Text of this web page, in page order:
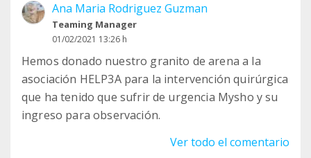
Ana Maria Rodriguez Guzman
Teaming Manager
01/02/2021 13:26 h
Hemos donado nuestro granito de arena a la
asociación HELP3A para la intervención quirúrgica
que ha tenido que sufrir de urgencia Mysho y su
ingreso para observación.
Ver todo el comentario